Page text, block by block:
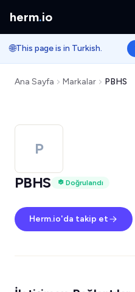
herm.io
🌐This page is in Turkish.
Ana Sayfa Markalar PBHS
P
PBHS
Doğrulandı
Herm.io'da takip et